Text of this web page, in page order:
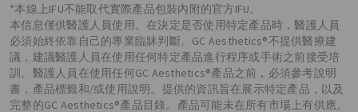
*本線上IFU不能取代實際產品包裝內附的官方IFU。
本信息僅供醫護人員使用。在決定是否使用特定產品時，醫護人員
必須始終依靠自己的專業臨牀判斷。GC Aesthetics®不提供醫療建
議，建議醫護人員在使用任何特定產品進行程序或手術之前接受培
訓。醫護人員在使用任何GC Aesthetics®產品之前，必須參考說明
書，產品標籤和/或使用說明。提供的資訊旨在展示特定產品，以及
完整的GC Aesthetics®產品目錄。產品可能未在所有市場上有供應。